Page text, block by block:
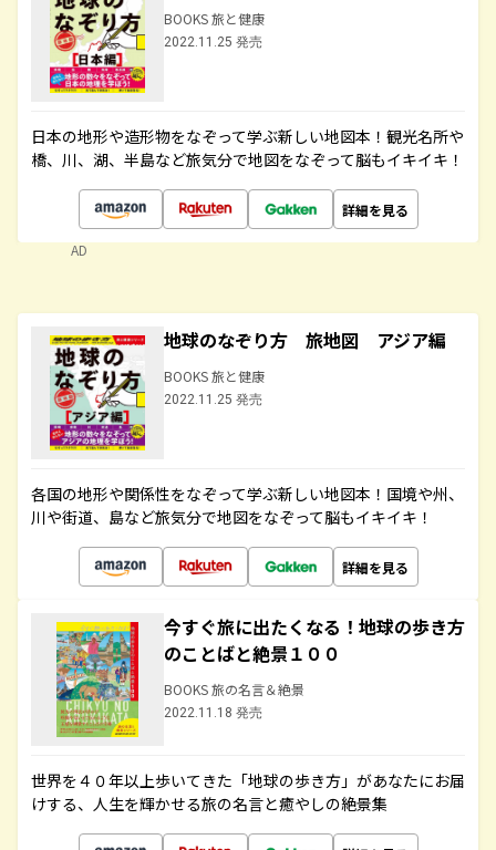
BOOKS 旅と健康
2022.11.25 発売
日本の地形や造形物をなぞって学ぶ新しい地図本！観光名所や
橋、川、湖、半島など旅気分で地図をなぞって脳もイキイキ！
詳細を見る
AD
地球のなぞり方 旅地図 アジア編
BOOKS 旅と健康
2022.11.25 発売
各国の地形や関係性をなぞって学ぶ新しい地図本！国境や州、
川や街道、島など旅気分で地図をなぞって脳もイキイキ！
詳細を見る
今すぐ旅に出たくなる！地球の歩き方
のことばと絶景１００
BOOKS 旅の名言＆絶景
2022.11.18 発売
世界を４０年以上歩いてきた「地球の歩き方」があなたにお届
けする、人生を輝かせる旅の名言と癒やしの絶景集